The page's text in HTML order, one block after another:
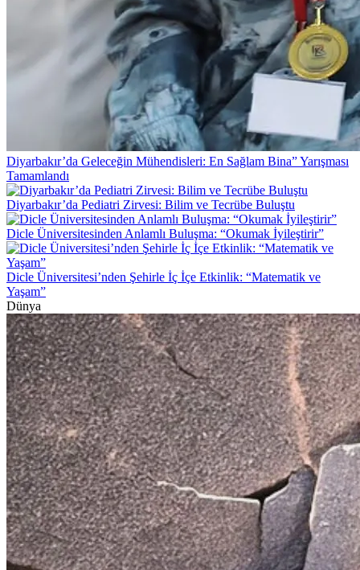
Diyarbakır’da Geleceğin Mühendisleri: En Sağlam Bina” Yarışması
Tamamlandı
Diyarbakır’da Pediatri Zirvesi: Bilim ve Tecrübe Buluştu
Dicle Üniversitesinden Anlamlı Buluşma: “Okumak İyileştirir”
Dicle Üniversitesi’nden Şehirle İç İçe Etkinlik: “Matematik ve
Yaşam”
Dünya